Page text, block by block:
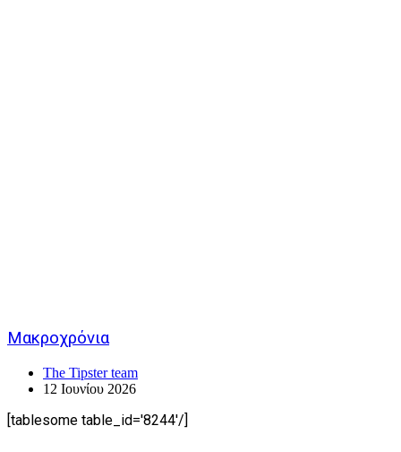
Μακροχρόνια
The Tipster team
12 Ιουνίου 2026
[tablesome table_id='8244'/]